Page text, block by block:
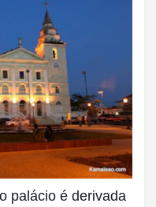
palácio é derivada